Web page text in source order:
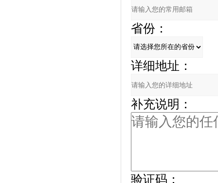
省份：
详细地址：
补充说明：
验证码：